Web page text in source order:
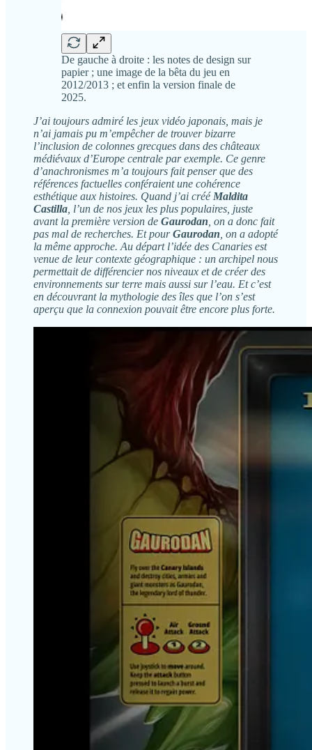
De gauche à droite : les notes de design sur
papier ; une image de la bêta du jeu en
2012/2013 ; et enfin la version finale de
2025.
J’ai toujours admiré les jeux vidéo japonais, mais je
n’ai jamais pu m’empêcher de trouver bizarre
l’inclusion de colonnes grecques dans des châteaux
médiévaux d’Europe centrale par exemple. Ce genre
d’anachronismes m’a toujours fait penser que des
références factuelles conféraient une cohérence
esthétique aux histoires. Quand j’ai créé Maldita
Castilla , l’un de nos jeux les plus populaires, juste
avant la première version de Gaurodan , on a donc fait
pas mal de recherches. Et pourGaurodan , on a adopté
la même approche. Au départ l’idée des Canaries est
venue de leur contexte géographique : un archipel nous
permettait de différencier nos niveaux et de créer des
environnements sur terre mais aussi sur l’eau. Et c’est
en découvrant la mythologie des îles que l’on s’est
aperçu que la connexion pouvait être encore plus forte.